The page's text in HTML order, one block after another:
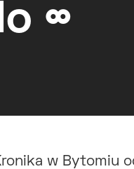
∞
w Bytomiu